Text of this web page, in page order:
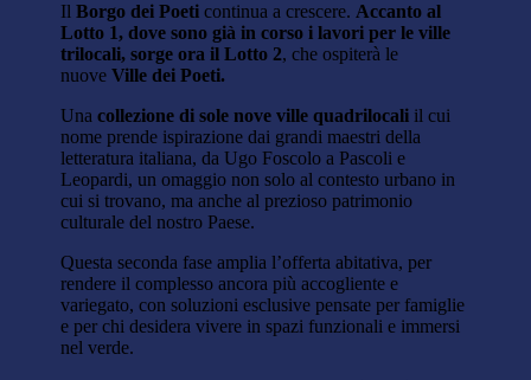
IlBorgo dei Poeti continua a crescere. Accanto al
Lotto 1, dove sono già in corso i lavori per le ville
trilocali, sorge ora il Lotto 2, che ospiterà le
nuove Ville dei Poeti.
Unacollezione di sole nove ville quadrilocali il cui
nome prende ispirazione dai grandi maestri della
letteratura italiana, da Ugo Foscolo a Pascoli e
Leopardi, un omaggio non solo al contesto urbano in
cui si trovano, ma anche al prezioso patrimonio
culturale del nostro Paese.
Questa seconda fase amplia l’offerta abitativa, per
rendere il complesso ancora più accogliente e
variegato, con soluzioni esclusive pensate per famiglie
e per chi desidera vivere in spazi funzionali e immersi
nel verde.